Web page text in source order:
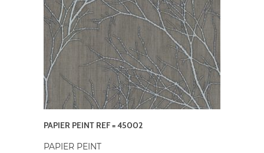
PAPIER PEINT REF = 45002
PAPIER PEINT